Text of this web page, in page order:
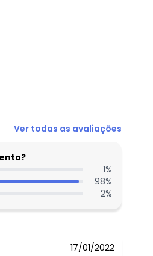
N/D*
N/D*
N/D*
N/D*
N/D*
Ver todas as avaliações
1%
98%
2%
17/01/2022